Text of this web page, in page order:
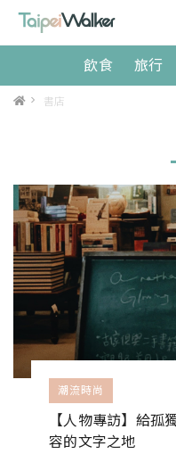
飲食 旅行
> 書店
潮流時尚
【人物專訪】給
容的文字之地